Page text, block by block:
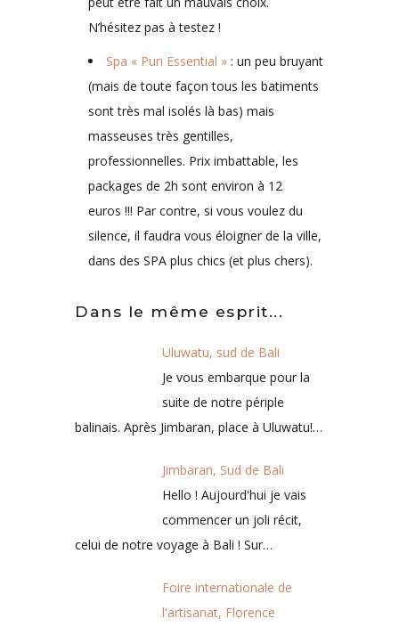
N’hésitez pas à testez !
Spa « Puri Essential » : un peu bruyant
(mais de toute façon tous les batiments
sont très mal isolés là bas) mais
masseuses très gentilles,
professionnelles. Prix imbattable, les
packages de 2h sont environ à 12
euros !!! Par contre, si vous voulez du
silence, il faudra vous éloigner de la ville,
dans des SPA plus chics (et plus chers).
Dans le même esprit...
Uluwatu, sud de Bali
Je vous embarque pour la
suite de notre périple
balinais. Après Jimbaran, place à Uluwatu!…
Jimbaran, Sud de Bali
Hello ! Aujourd'hui je vais
commencer un joli récit,
celui de notre voyage à Bali ! Sur…
Foire internationale de
l'artisanat, Florence